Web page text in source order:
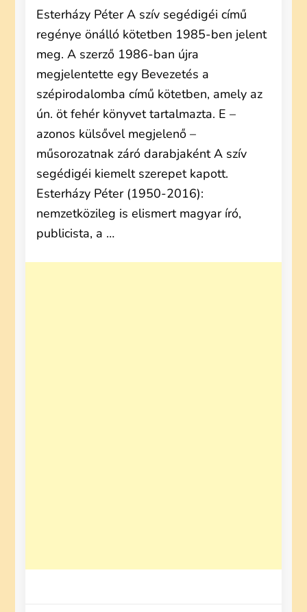
Esterházy Péter A szív segédigéi című
regénye önálló kötetben 1985-ben jelent
meg. A szerző 1986-ban újra
megjelentette egy Bevezetés a
szépirodalomba című kötetben, amely az
ún. öt fehér könyvet tartalmazta. E –
azonos külsővel megjelenő –
műsorozatnak záró darabjaként A szív
segédigéi kiemelt szerepet kapott.
Esterházy Péter (1950-2016):
nemzetközileg is elismert magyar író,
publicista, a …